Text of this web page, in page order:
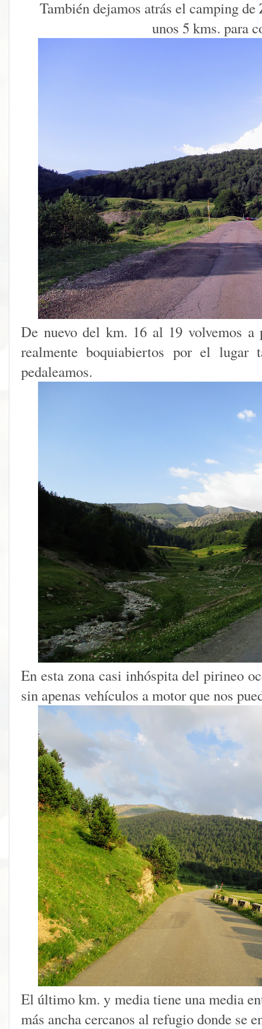
También dejamos atrás el camping
unos 5 kms. para
De nuevo del km. 16 al 19 volvemos a
realmente boquiabiertos por el lugar
pedaleamos.
En esta zona casi inhóspita del pirineo
sin apenas vehículos a motor que nos
El último km. y media tiene una media
más ancha cercanos al refugio donde se